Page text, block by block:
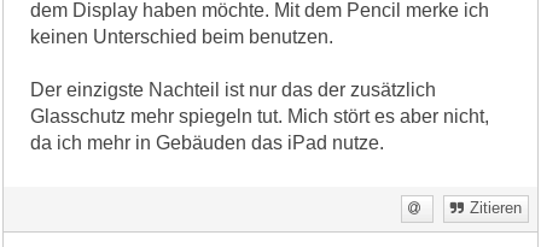
dem Display haben möchte. Mit dem Pencil merke ich
keinen Unterschied beim benutzen.
Der einzigste Nachteil ist nur das der zusätzlich
Glasschutz mehr spiegeln tut. Mich stört es aber nicht,
da ich mehr in Gebäuden das iPad nutze.
Zitieren